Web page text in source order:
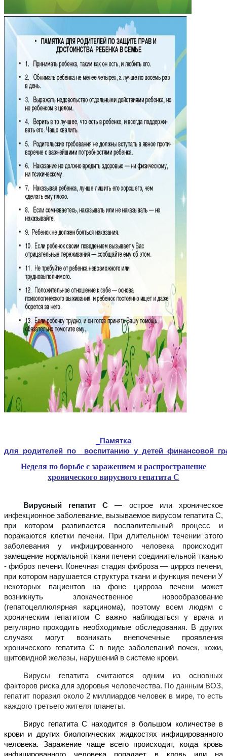
Памятка
Неделя по борьбе с заражением и распространение
хронического вирусного гепатита С
Вирусный гепатит С— острое или хроническое
инфекционное заболевание, вызываемое вирусом гепатита С,
при котором развивается воспалительный процесс и
поражаются клетки печени. При длительном течении этого
заболевания у инфицированного человека происходит
замещение нормальной ткани печени соединительной тканью
- фиброз печени. Конечная стадия фиброза — цирроз печени,
при котором нарушается структура ткани и функция печени У
некоторых пациентов на фоне цирроза печени может
возникнуть злокачественное новообразование
(гепатоцеллюлярная карцинома), поэтому всем людям с
хроническим гепатитом С важно наблюдаться у врача и
регулярно проходить необходимые обследования. В других
случаях могут возникать внепочечные проявления
хронического гепатита С в виде заболеваний почек, кожи,
щитовидной железы, нарушений в системе крови.
Вирусы гепатита считаются одним из основных
факторов риска для здоровья человечества. По данным ВОЗ,
гепатит поразил около 2 миллиардов человек в мире, то есть
каждого третьего жителя планеты.
Вирус гепатита С находится в большом количестве в
крови и других биологических
жидкостях инфицированного
человека. Заражение чаще всего происходит, когда кровь